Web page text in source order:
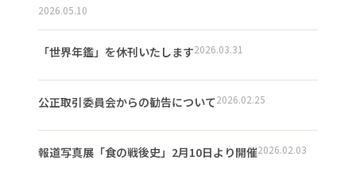
2026.05.10
「世界年鑑」を休刊いたします2026.03.31
公正取引委員会からの勧告について2026.02.25
報道写真展「食の戦後史」2月10日より開催2026.02.03